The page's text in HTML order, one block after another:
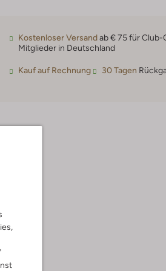
Kostenloser Versandab € 75 für Club-
Mitglieder in Deutschland
Kauf auf Rechnung 30 Tagen